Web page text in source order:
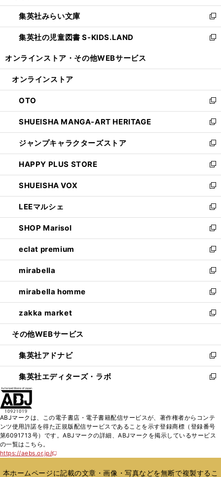
開
く
ウ
で
開
く
ン
ド
ウ
で
ウ
ィ
ン
ド
開
集英社みらい文庫
新
し
い
ン
ウ
で
開
く
集英社の児童図書 S-KIDS.LAND
新
ウ
ン
ド
ウ
で
開
く
オンラインストア・ その他WEBサービス
オンラインストア
OTO
新
し
い
ウ
ィ
ン
ド
ウ
で
開
く
SHUEISHA MANGA-ART HERITAGE
新
し
い
ウ
ィ
ン
ド
ウ
で
開
く
ジャンプキャラクターズストア
新
し
い
ウ
ィ
ン
ド
ウ
で
開
く
HAPPY PLUS STORE
新
し
い
ウ
ィ
ン
ド
ウ
で
開
く
SHUEISHA VOX
新
し
い
ウ
ィ
ン
ド
ウ
で
開
く
LEEマルシェ
新
し
い
ウ
ィ
ン
ド
ウ
で
開
く
SHOP Marisol
新
し
い
ウ
ィ
ン
ド
ウ
で
開
eclat premium
新
し
い
ウ
ィ
ン
ド
ウ
開
く
mirabella
新
し
い
ウ
ィ
ン
ウ
で
開
く
mirabella homme
新
し
い
ウ
ン
ド
ウ
で
zakka market
新
し
ウ
ィ
ン
ド
く
その他WEBサービス
集英社アドナビ
新
し
い
ド
ウ
で
集英社エディターズ・ラボ
新
ィ
ン
ド
開
ABJマークは、この電子書店・電子書籍配信サービスが、著作権者からコンテ
ンツ使用許諾を得た正規版配信サービスであることを示す登録商標（登録番号
第6091713号）です。ABJマークの詳細、ABJマークを掲示しているサービス
の一覧はこちら。
https://aebs.or.jp/
新
い
本ホームページに記載の文章・画像・写真などを無断で複製するこ